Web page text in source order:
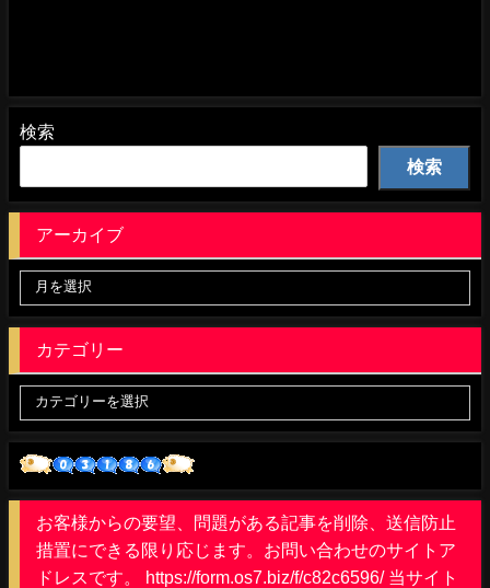
検索
検索
アーカイブ
カテゴリー
お客様からの要望、問題がある記事を削除、送信防止
措置にできる限り応じます。お問い合わせのサイトア
ドレスです。 https://form.os7.biz/f/c82c6596/ 当サイト